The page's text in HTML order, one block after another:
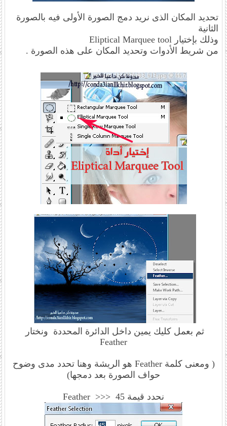
تحديد المكان الذى نريد دمج الصورة الأولى فيه بالصورة
الثانية
وذلك بإختيار Eliptical Marquee tool
من شريط الأدوات وتحديد المكان على هذه الصورة .
ثم بعمل كليك يمين داخل الدائرة المحددة ونختار
Feather
( ومعنى كلمة Feather هو الريشة وهنا تحدد مدى وضوح
حواف الصورة بعد دمجها)
نحدد قيمة Feather >>> 45